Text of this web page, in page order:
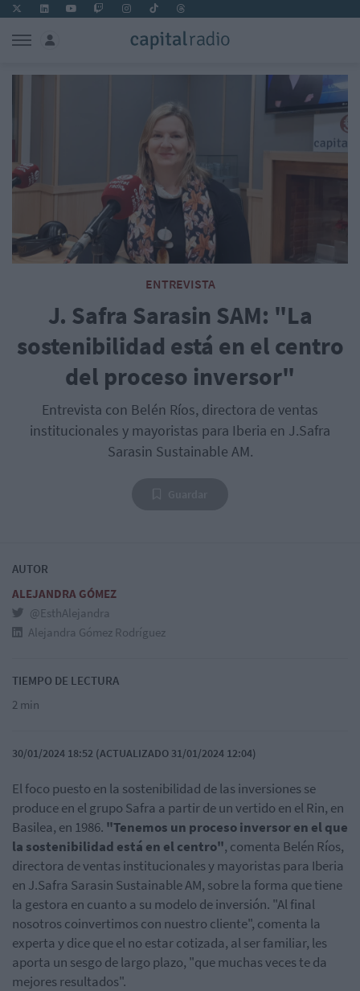
ENTREVISTA
J. Safra Sarasin SAM: "La
sostenibilidad está en el centro
del proceso inversor"
Entrevista con Belén Ríos, directora de ventas
institucionales y mayoristas para Iberia en J.Safra
Sarasin Sustainable AM.
AUTOR
ALEJANDRA GÓMEZ
@EsthAlejandra
Alejandra Gómez Rodríguez
TIEMPO DE LECTURA
2 min
30/01/2024 18:52 (ACTUALIZADO 31/01/2024 12:04)
El foco puesto en la sostenibilidad de las inversiones se
produce en el grupo Safra a partir de un vertido en el Rin, en
Basilea, en 1986. "Tenemos un proceso inversor en el que
la sostenibilidad está en el centro", comenta Belén Ríos,
directora de ventas institucionales y mayoristas para Iberia
en J.Safra Sarasin Sustainable AM, sobre la forma que tiene
la gestora en cuanto a su modelo de inversión. "Al final
nosotros coinvertimos con nuestro cliente", comenta la
experta y dice que el no estar cotizada, al ser familiar, les
aporta un sesgo de largo plazo, "que muchas veces te da
mejores resultados".